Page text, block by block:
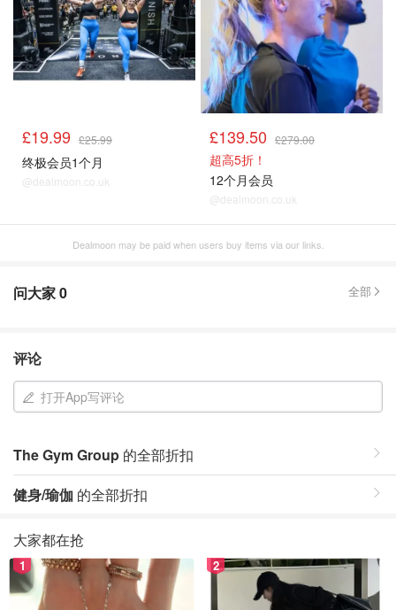
£19.99 £25.99
终极会员1个月
@dealmoon.co.uk
£139.50 £279.00
超高5折！
12个月会员
@dealmoon.co.uk
Dealmoon may be paid when users buy items via our links.
问大家0 全部
评论
打开App写评论
The Gym Group 的全部折扣
健身/瑜伽 的全部折扣
大家都在抢
1 2